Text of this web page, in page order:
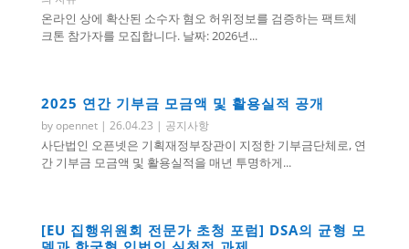
온라인 상에 확산된 소수자 혐오 허위정보를 검증하는 팩트체
크톤 참가자를 모집합니다. 날짜: 2026년...
2025 연간 기부금 모금액 및 활용실적 공개
byopennet| 26.04.23 | 공지사항
사단법인 오픈넷은 기획재정부장관이 지정한 기부금단체로, 연
간 기부금 모금액 및 활용실적을 매년 투명하게...
[EU 집행위원회 전문가 초청 포럼] DSA의 균형 모